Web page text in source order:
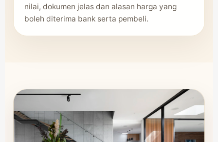
nilai, dokumen jelas dan alasan harga yang
boleh diterima bank serta pembeli.